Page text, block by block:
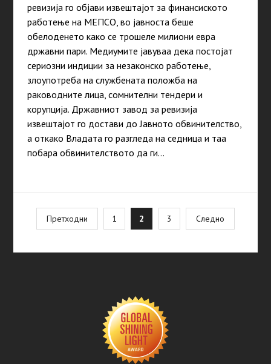
ревизија го објави извештајот за финансиското
работење на МЕПСО, во јавноста беше
обелоденето како се трошеле милиони евра
државни пари. Медиумите јавуваа дека постојат
сериозни индиции за незаконско работење,
злоупотреба на службената положба на
раководните лица, сомнителни тендери и
корупција. Државниот завод за ревизија
извештајот го достави до Јавното обвинителство,
а откако Владата го разгледа на седница и таа
побара обвинителството да ги…
Posts
pagination
Претходни 1 2 3 Следно